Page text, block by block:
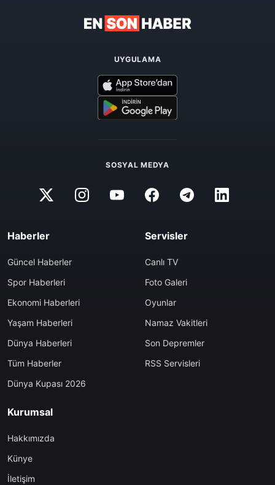
UYGULAMA
SOSYAL MEDYA
Haberler
Güncel Haberler
Spor Haberleri
Ekonomi Haberleri
Yaşam Haberleri
Dünya Haberleri
Tüm Haberler
Dünya Kupası 2026
Servisler
Canlı TV
Foto Galeri
Oyunlar
Namaz Vakitleri
Son Depremler
RSS Servisleri
Kurumsal
Hakkımızda
Künye
İletişim